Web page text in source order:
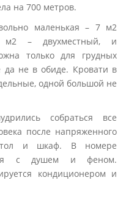
на 700 метров.
маленькая – 7 м2
– двухместный, и
только для грудных
да не в обиде. Кровати в
одной большой не
собраться все
после напряженного
и шкаф. В номере
с душем и феном.
кондиционером и